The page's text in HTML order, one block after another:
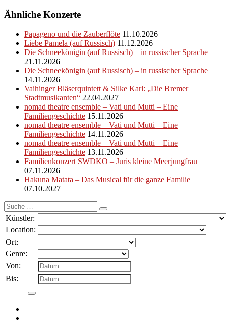
Ähnliche Konzerte
Papageno und die Zauberflöte 11.10.2026
Liebe Pamela (auf Russisch) 11.12.2026
Die Schneekönigin (auf Russisch) – in russischer Sprache
21.11.2026
Die Schneekönigin (auf Russisch) – in russischer Sprache
14.11.2026
Vaihinger Bläserquintett & Silke Karl: „Die Bremer
Stadtmusikanten“ 22.04.2027
nomad theatre ensemble – Vati und Mutti – Eine
Familiengeschichte 15.11.2026
nomad theatre ensemble – Vati und Mutti – Eine
Familiengeschichte 14.11.2026
nomad theatre ensemble – Vati und Mutti – Eine
Familiengeschichte 13.11.2026
Familienkonzert SWDKO – Juris kleine Meerjungfrau
07.11.2026
Hakuna Matata – Das Musical für die ganze Familie
07.10.2027
Suche
nach:
Künstler:
Location:
Ort:
Genre:
Von:
Bis: